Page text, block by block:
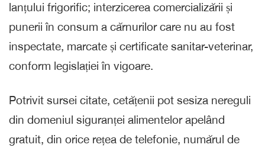
lanțului frigorific; interzicerea comercializării și
punerii în consum a cărnurilor care nu au fost
inspectate, marcate și certificate sanitar-veterinar,
conform legislației în vigoare.
Potrivit sursei citate, cetățenii pot sesiza nereguli
din domeniul siguranței alimentelor apelând
gratuit, din orice rețea de telefonie, numărul de